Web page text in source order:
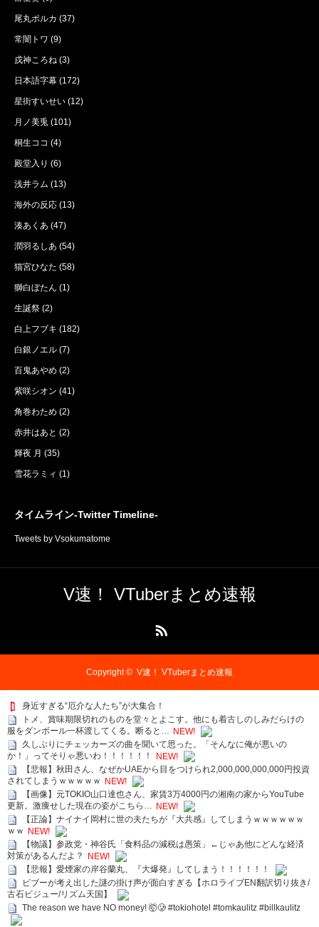
尾丸ポルカ (37)
常闇トワ (9)
戌神ころね (3)
日本語字幕 (172)
星街すいせい (12)
月ノ美兎 (101)
桐生ココ (4)
殿堂入り (6)
浅井ラム (13)
海外の反応 (13)
湊あくあ (47)
潤羽るしあ (54)
猫宮ひなた (58)
獅白ぼたん (1)
生誕祭 (2)
白上フブキ (182)
白銀ノエル (7)
百鬼あやめ (2)
紫咲シオン (41)
角巻わため (2)
赤井はあと (2)
輝夜 月 (35)
雪花ラミィ (1)
タイムライン-Twitter Timeline-
Tweets by Vsokumatome
V速！ VTuberまとめ速報
Copyright © V速！ VTuberまとめ速報
身近すぎる“厄介な人たち”が大集合！
トメ、賞味期限切れのものを堂々とよこす。他にも着古しのしみだらけの
服をダンボール一杯渡してくる。断ると… NEW!
久しぶりにチェッカーズの曲を聞いて思った。「そんなに俺が悪いの
か！」ってそりゃ悪いわ！！！！！！
NEW!
【悲報】秋田さん、なぜかUAEから目をつけられ2,000,000,000,000円投資
されてしまうｗｗｗｗｗ NEW!
【画像】元TOKIO山口達也さん、家賃3万4000円の湘南の家からYouTube
更新。激痩せした現在の姿がこちら… NEW!
【正論】ナイナイ岡村に世の夫たちが『大共感』してしまうｗｗｗｗｗｗ
ｗｗ NEW!
【物議】参政党・神谷氏「食料品の減税は愚策」←じゃあ他にどんな経済
対策があるんだよ？
NEW!
【悲報】愛煙家の岸谷蘭丸、『大爆発』してしまう！！！！！！
ビブーが考え出した謎の掛け声が面白すぎる【ホロライブEN翻訳切り抜き/
古石ビジュー/リズム天国】
The reason we have NO money! 🤯🥲 #tokiohotel #tomkaulitz #billkaulitz